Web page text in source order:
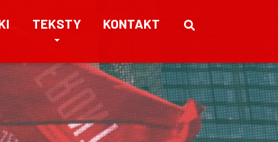
TEKSTY KONTAKT